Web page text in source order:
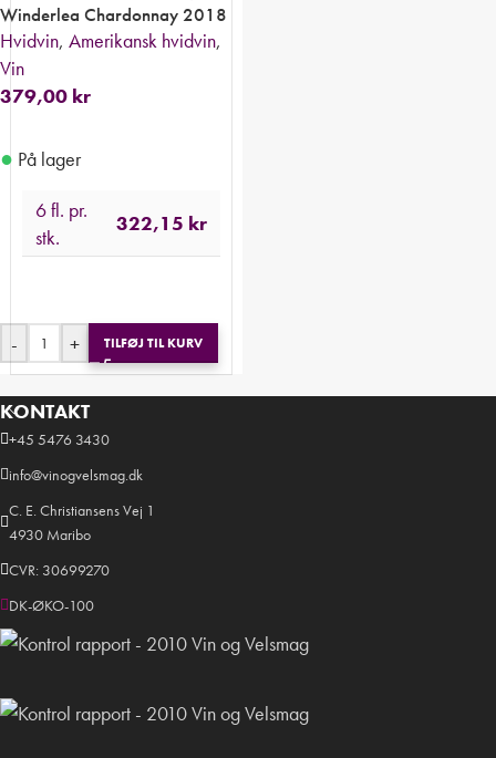
Winderlea Chardonnay 2018
Hvidvin, Amerikansk hvidvin,
Vin
379,00 kr
● På lager
6 fl. pr.
stk.
322,15 kr
- + TILFØJ TIL KURV
KONTAKT
+45 5476 3430
info@vinogvelsmag.dk
C. E. Christiansens Vej 1
4930 Maribo
CVR: 30699270
DK-ØKO-100